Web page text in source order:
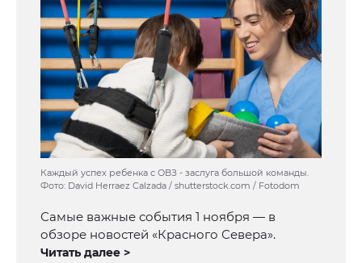
Каждый успех ребенка с ОВЗ - заслуга большой команды.
Фото: David Herraez Calzada / shutterstock.com / Fotodom
Самые важные события 1 ноября — в
обзоре новостей «Красного Севера».
Читать далее >